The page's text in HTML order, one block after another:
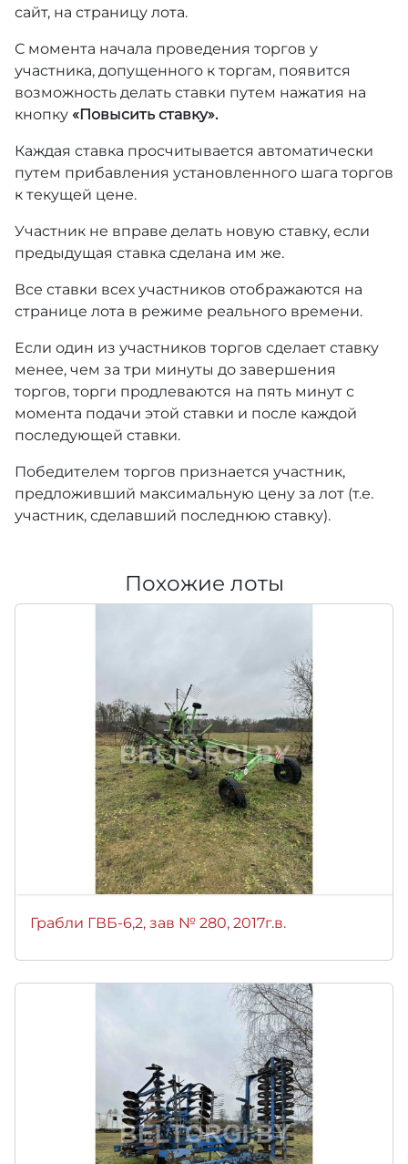
сайт, на страницу лота.
С момента начала проведения торгов у
участника, допущенного к торгам, появится
возможность делать ставки путем нажатия на
кнопку «Повысить ставку».
Каждая ставка просчитывается автоматически
путем прибавления установленного шага торгов
к текущей цене.
Участник не вправе делать новую ставку, если
предыдущая ставка сделана им же.
Все ставки всех участников отображаются на
странице лота в режиме реального времени.
Если один из участников торгов сделает ставку
менее, чем за три минуты до завершения
торгов, торги продлеваются на пять минут с
момента подачи этой ставки и после каждой
последующей ставки.
Победителем торгов признается участник,
предложивший максимальную цену за лот (т.е.
участник, сделавший последнюю ставку).
Похожие лоты
Грабли ГВБ-6,2, зав № 280, 2017г.в.